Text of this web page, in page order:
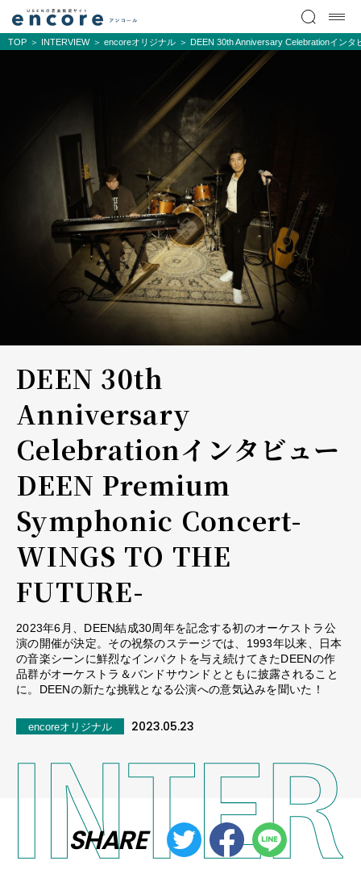
TOP INTERVIEW encoreオリジナル DEEN 30th Anniversary Celebrationイン
DEEN 30th
Anniversary
Celebrationインタビュー
――DEEN Premium
Symphonic Concert-
WINGS TO THE
FUTURE-
2023年6月、DEEN結成30周年を記念する初のオーケストラ公
演の開催が決定。その祝祭のステージでは、1993年以来、日本
の音楽シーンに鮮烈なインパクトを与え続けてきたDEENの作
品群がオーケストラ＆バンドサウンドとともに披露されること
に。DEENの新たな挑戦となる公演への意気込みを聞いた！
encoreオリジナル 2023.05.23
SHARE